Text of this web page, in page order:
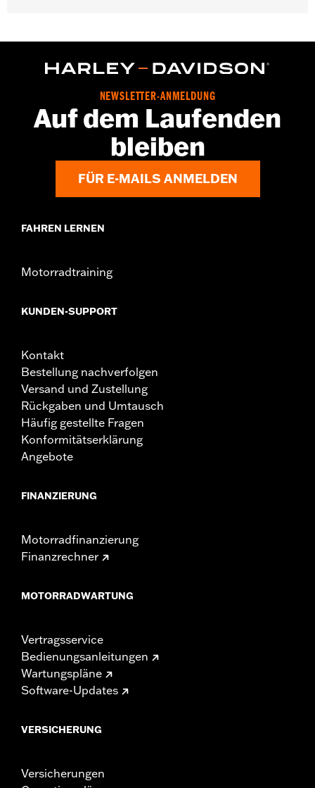
In der Box: 1 Zündkerze
for full details
NEWSLETTER-ANMELDUNG
Auf dem Laufenden
bleiben
FÜR E-MAILS ANMELDEN
FAHREN LERNEN
Motorradtraining
KUNDEN-SUPPORT
Kontakt
Bestellung nachverfolgen
Versand und Zustellung
Rückgaben und Umtausch
Häufig gestellte Fragen
Konformitätserklärung
Angebote
FINANZIERUNG
Motorradfinanzierung
Finanzrechner
MOTORRADWARTUNG
Vertragsservice
Bedienungsanleitungen
Wartungspläne
Software-Updates
VERSICHERUNG
Versicherungen